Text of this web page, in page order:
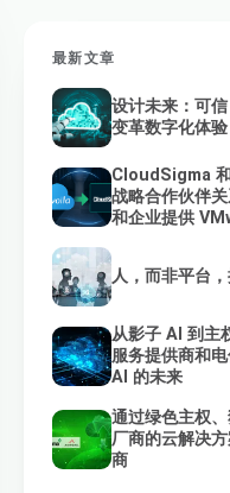
最新文章
设计未来：可
变革数字化体验
CloudSigma
战略合作伙伴
和企业提供
人，而非平台
从影子 AI 到主
服务提供商和
AI 的未来
通过绿色主权
厂商的云解决
商